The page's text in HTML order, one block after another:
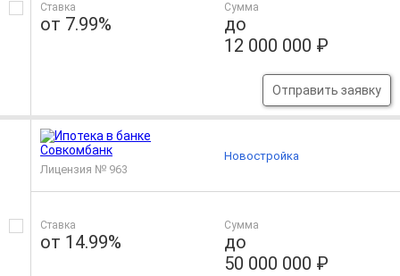
Ставка
от 7.99%
Сумма
до
12 000 000 ₽
Отправить заявку
Лицензия № 963
Ставка
от 14.99%
Сумма
до
50 000 000 ₽
Новостройка